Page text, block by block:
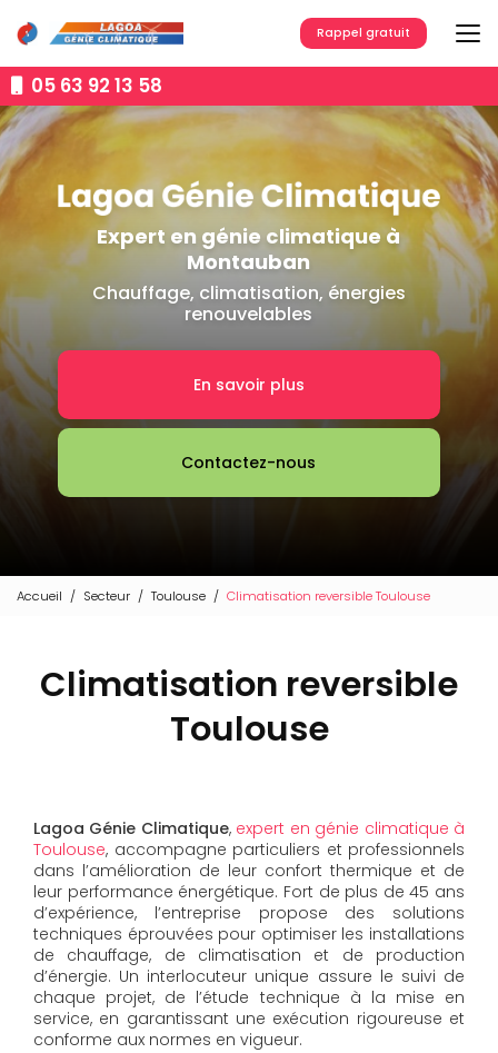
au
contenu
principal05 63 92 13 58
Rappel gratuit
Expert en génie climatique à
Montauban
Chauffage, climatisation, énergies
renouvelables
En savoir plus
Contactez-nous
Accueil Secteur Toulouse Climatisation reversible Toulouse
Climatisation reversible
Toulouse
Lagoa Génie Climatique, expert en génie climatique à
Toulouse, accompagne particuliers et professionnels
dans l’amélioration de leur confort thermique et de
leur performance énergétique. Fort de plus de 45 ans
d’expérience, l’entreprise propose des solutions
techniques éprouvées pour optimiser les installations
de chauffage, de climatisation et de production
d’énergie. Un interlocuteur unique assure le suivi de
chaque projet, de l’étude technique à la mise en
service, en garantissant une exécution rigoureuse et
conforme aux normes en vigueur.